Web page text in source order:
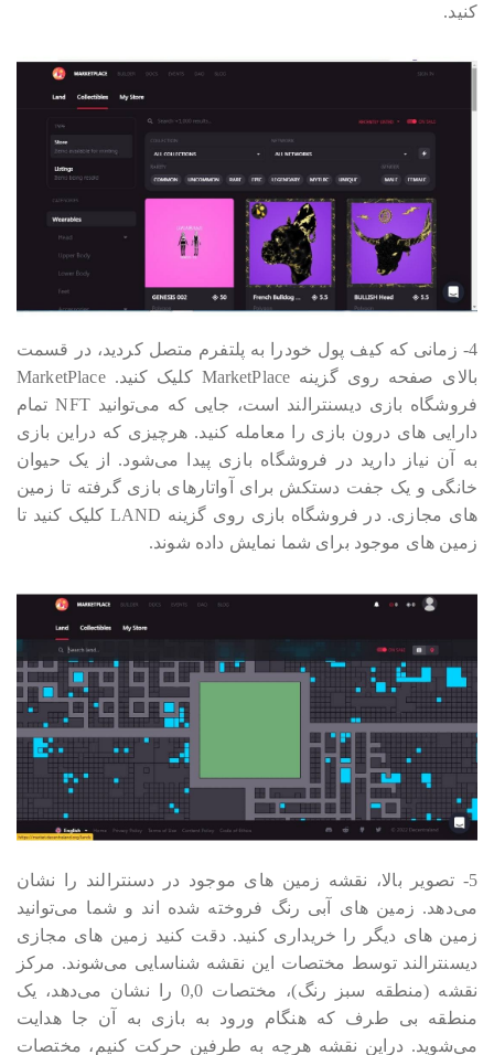
کنید.
4- زمانی که کیف پول خودرا به پلتفرم متصل کردید، در قسمت
بالای صفحه روی گزینه MarketPlace کلیک کنید. MarketPlace
فروشگاه بازی دیسنترالند است، جایی که می‎‎‎‎‎‎توانید NFT تمام
دارایی های درون بازی را معامله کنید. هرچیزی که دراین بازی
به آن نیاز دارید در فروشگاه بازی پیدا می‎‎‎‎‎‎شود. از یک حیوان
خانگی و یک جفت دستکش برای آواتارهای بازی گرفته تا زمین
های مجازی. در فروشگاه بازی روی گزینه LAND کلیک کنید تا
زمین های موجود برای شما نمایش داده شوند.
5- تصویر بالا، نقشه زمین های موجود در دسنترالند را نشان
می‎‎‎‎‎‎دهد. زمین های آبی رنگ فروخته شده اند و شما می‎‎‎‎‎‎توانید
زمین های دیگر را خریداری کنید. دقت کنید زمین های مجازی
دیسنترالند توسط مختصات این نقشه شناسایی می‎‎‎‎‎‎شوند. مرکز
نقشه (منطقه سبز رنگ)، مختصات 0,0 را نشان می‎‎‎‎‎‎دهد، یک
منطقه بی طرف که هنگام ورود به بازی به آن جا هدایت
می‎‎‎‎‎‎شوید. دراین نقشه هرچه به طرفین حرکت کنیم، مختصات